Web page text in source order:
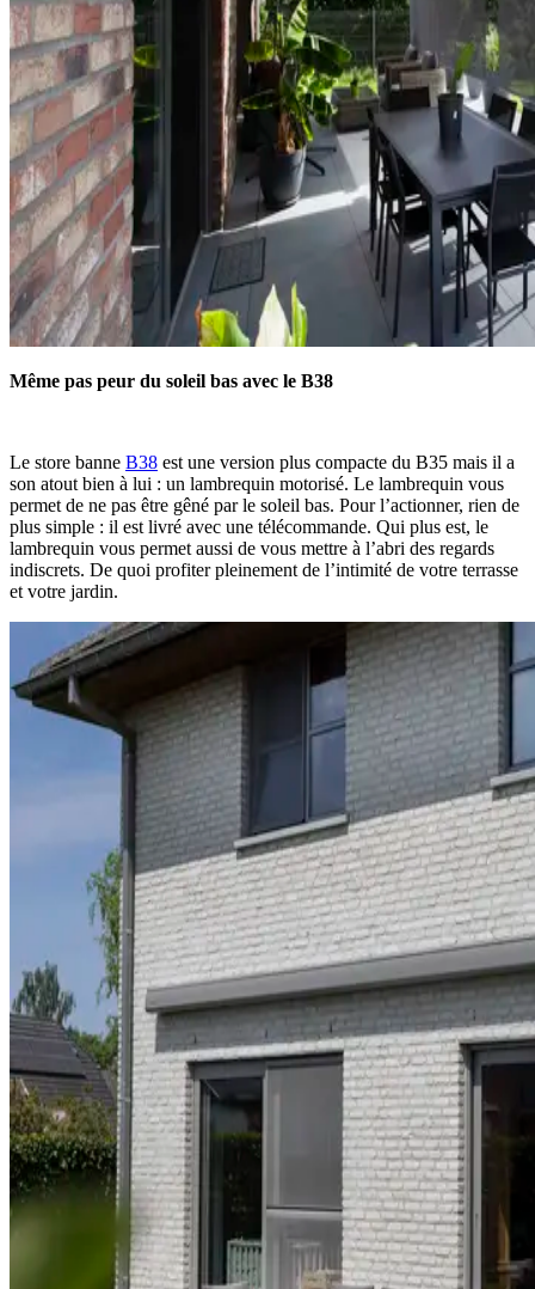
Même pas peur du soleil bas avec le B38
Le store banne B38 est une version plus compacte du B35 mais il a
son atout bien à lui : un lambrequin motorisé. Le lambrequin vous
permet de ne pas être gêné par le soleil bas. Pour l’actionner, rien de
plus simple : il est livré avec une télécommande. Qui plus est, le
lambrequin vous permet aussi de vous mettre à l’abri des regards
indiscrets. De quoi profiter pleinement de l’intimité de votre terrasse
et votre jardin.